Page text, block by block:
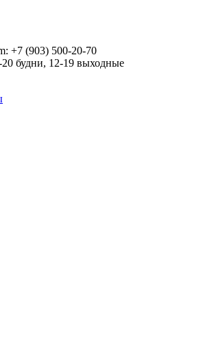
+7 (903) 500-20-70
20 будни, 12-19 выходные